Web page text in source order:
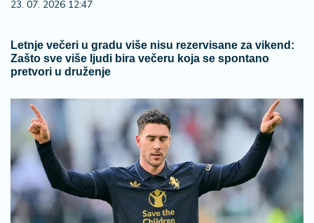
23. 07. 2026 12:47
Letnje večeri u gradu više nisu rezervisane za vikend:
Zašto sve više ljudi bira večeru koja se spontano
pretvori u druženje